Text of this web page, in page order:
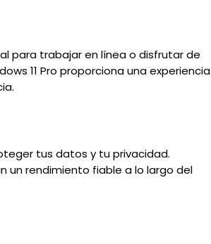
para trabajar en línea o disfrutar de
11 Pro proporciona una experiencia
tus datos y tu privacidad.
un rendimiento fiable a lo largo del